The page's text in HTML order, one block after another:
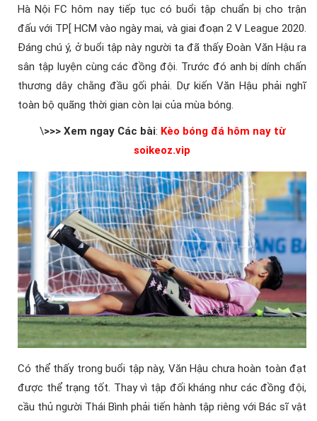
Hà Nội FC hôm nay tiếp tục có buổi tập chuẩn bị cho trận
đấu với TP[ HCM vào ngày mai, và giai đoạn 2 V League 2020.
Đáng chú ý, ở buổi tập này người ta đã thấy Đoàn Văn Hậu ra
sân tập luyện cùng các đồng đội. Trước đó anh bị dính chấn
thương dây chằng đầu gối phải. Dự kiến Văn Hậu phải nghĩ
toàn bộ quãng thời gian còn lại của mùa bóng.
\>>> Xem ngay Các bài: Kèo bóng đá hôm nay từ
soikeoz.vip
Có thể thấy trong buổi tập này, Văn Hậu chưa hoàn toàn đạt
được thể trạng tốt. Thay vì tập đối kháng như các đồng đội,
cầu thủ người Thái Bình phải tiến hành tập riêng với Bác sĩ vật